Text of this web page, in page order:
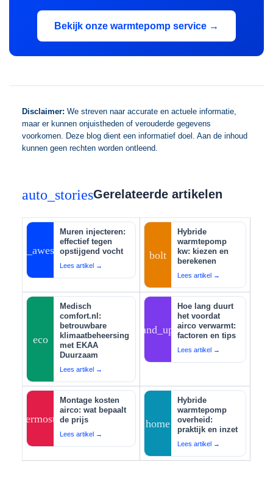
Bekijk onze warmtepomp service →
Disclaimer: We streven naar accurate en actuele informatie,
maar er kunnen onjuistheden of verouderde gegevens
voorkomen. Deze blog dient een informatief doel. Aan de inhoud
kunnen geen rechten worden ontleend.
auto_storiesGerelateerde artikelen
auto_awesome
Muren injecteren:
effectief tegen
opstijgend vocht
Lees artikel →
bolt
Hybride
warmtepomp
kw: kiezen en
berekenen
Lees artikel →
eco
Medisch
comfort.nl:
betrouwbare
klimaatbeheersing
met EKAA
Duurzaam
Lees artikel →
tips_and_updates
Hoe lang duurt
het voordat
airco verwarmt:
factoren en tips
Lees artikel →
thermostat
Montage kosten
airco: wat bepaalt
de prijs
Lees artikel →
home
Hybride
warmtepomp
overheid:
praktijk en inzet
Lees artikel →